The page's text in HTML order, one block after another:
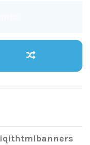
iqithtmlbanners